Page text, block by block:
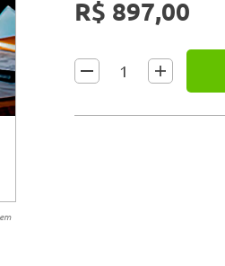
R$ 897,00